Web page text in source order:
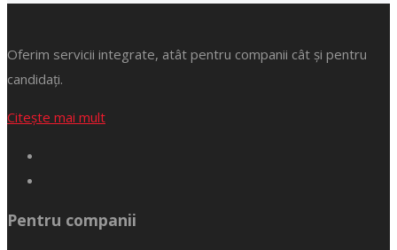
Oferim servicii integrate, atât pentru companii cât și pentru
candidați.
Citește mai mult
Pentru companii